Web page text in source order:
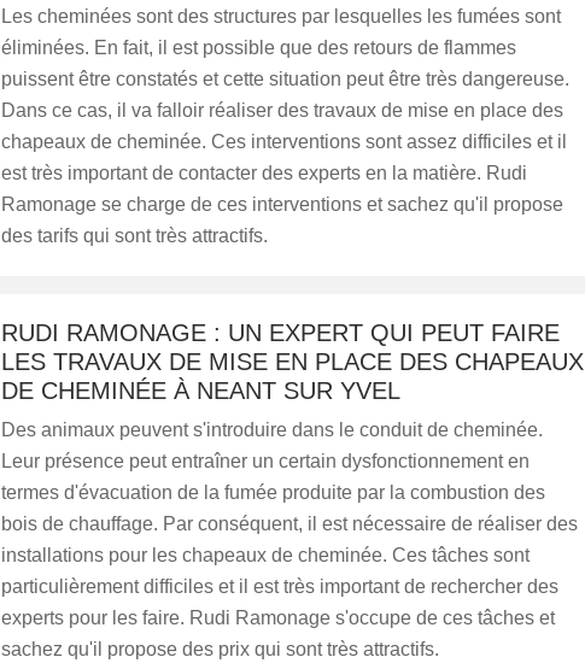
Les cheminées sont des structures par lesquelles les fumées sont
éliminées. En fait, il est possible que des retours de flammes
puissent être constatés et cette situation peut être très dangereuse.
Dans ce cas, il va falloir réaliser des travaux de mise en place des
chapeaux de cheminée. Ces interventions sont assez difficiles et il
est très important de contacter des experts en la matière. Rudi
Ramonage se charge de ces interventions et sachez qu'il propose
des tarifs qui sont très attractifs.
RUDI RAMONAGE : UN EXPERT QUI PEUT FAIRE
LES TRAVAUX DE MISE EN PLACE DES CHAPEAUX
DE CHEMINÉE À NEANT SUR YVEL
Des animaux peuvent s'introduire dans le conduit de cheminée.
Leur présence peut entraîner un certain dysfonctionnement en
termes d'évacuation de la fumée produite par la combustion des
bois de chauffage. Par conséquent, il est nécessaire de réaliser des
installations pour les chapeaux de cheminée. Ces tâches sont
particulièrement difficiles et il est très important de rechercher des
experts pour les faire. Rudi Ramonage s'occupe de ces tâches et
sachez qu'il propose des prix qui sont très attractifs.